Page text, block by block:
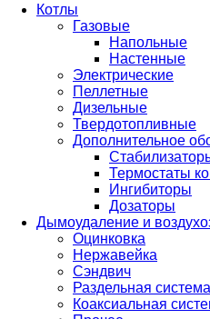
Котлы
Газовые
Напольные
Настенные
Электрические
Пеллетные
Дизельные
Твердотопливные
Дополнительное
Термостаты
Ингибиторы
Дозаторы
Дымоудаление и
Оцинковка
Нержавейка
Сэндвич
Раздельная
Коаксиальная